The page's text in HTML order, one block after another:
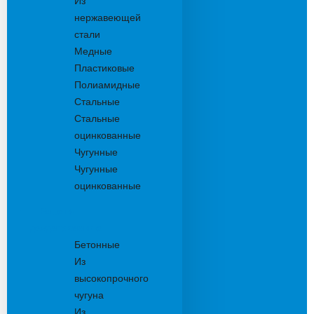
нержавеющей
стали
Медные
Пластиковые
Полиамидные
Стальные
Стальные
оцинкованные
Чугунные
Чугунные
оцинкованные
Бетонные
Из
высокопрочного
чугуна